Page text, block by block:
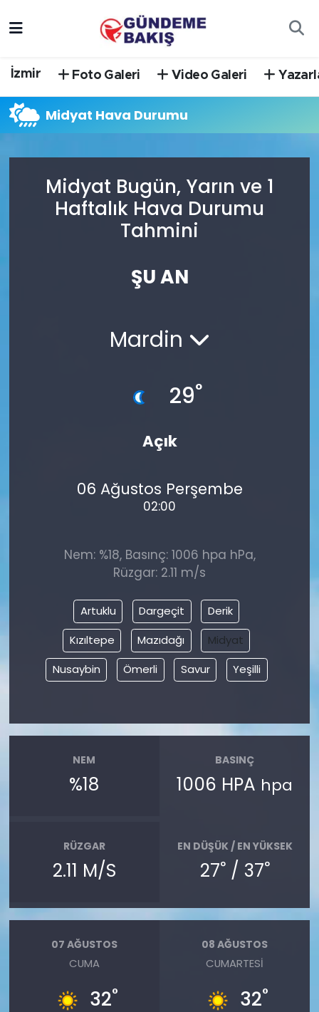
İzmir Foto Galeri Video Galeri
Midyat Hava Durumu
Midyat Bugün, Yarın ve 1
Haftalık Hava Durumu
Tahmini
ŞU AN
Mardin
29°
Açık
06 Ağustos Perşembe
02:00
Nem: %18, Basınç: 1006 hpa hPa,
Rüzgar: 2.11 m/s
Artuklu Dargeçit
Derik
Kızıltepe
Mazıdağı
Midyat
Nusaybin
Ömerli Savur Yeşilli
NEM
%18
BASINÇ
1006 HPA hpa
RÜZGAR
2.11 M/S
EN DÜŞÜK / EN YÜKSEK
27°/ 37°
07 AĞUSTOS
CUMA
32°
08 AĞUSTOS
CUMARTESI
32°
DÜNYA
EGE
EĞİTİM
KÜLTÜR SANAT
Siyaset
TEKNOLOJİ
Yaşam
YEREL POLİTİKA
YEREL YÖNETİMLER
Trafik Durumu
Süper Lig Puan Durumu ve Fikstür
Tüm Manşetler
Son Dakika Haberleri